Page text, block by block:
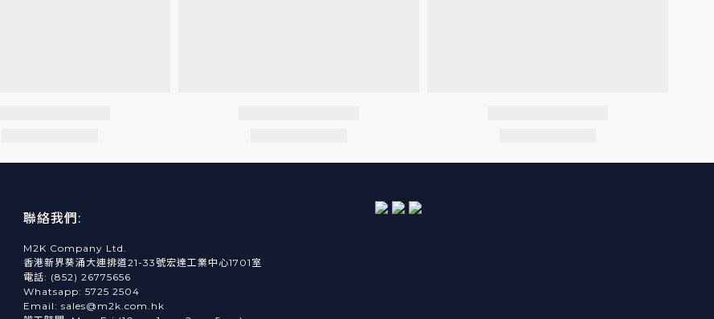
聯絡我們:
M2K Company Ltd.
香港新界葵涌大連排道21-33號宏達工業中心1701室
電話: (852) 26775656
Whatsapp: 5725 2504
Email: sales@m2k.com.hk